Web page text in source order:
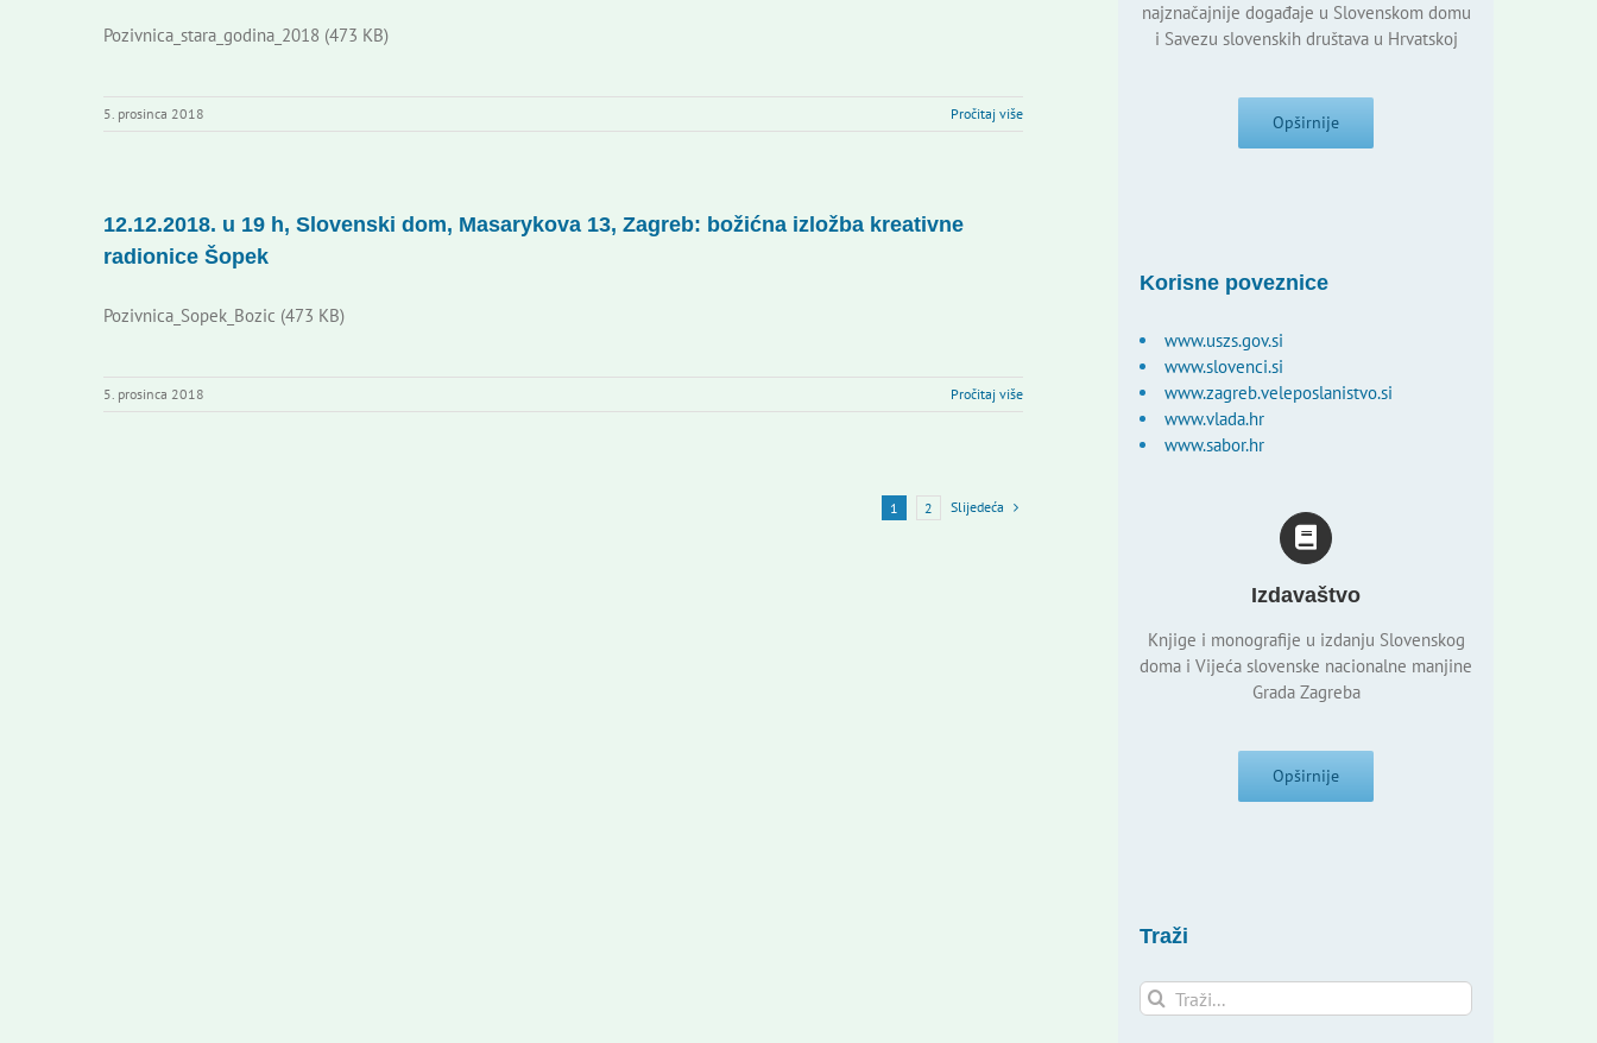
Pozivnica_stara_godina_2018 (473 KB)
5. prosinca 2018 Pročitaj više
12.12.2018. u 19 h, Slovenski dom, Masarykova 13, Zagreb: božićna izložba kreativne
radionice Šopek
Pozivnica_Sopek_Bozic (473 KB)
5. prosinca 2018 Pročitaj više
1 2 Slijedeća
najznačajnije događaje u Slovenskom domu
i Savezu slovenskih društava u Hrvatskoj
Opširnije
Korisne poveznice
www.uszs.gov.si
www.slovenci.si
www.zagreb.veleposlanistvo.si
www.vlada.hr
www.sabor.hr
Izdavaštvo
Knjige i monografije u izdanju Slovenskog
doma i Vijeća slovenske nacionalne manjine
Grada Zagreba
Opširnije
Traži
Traži...